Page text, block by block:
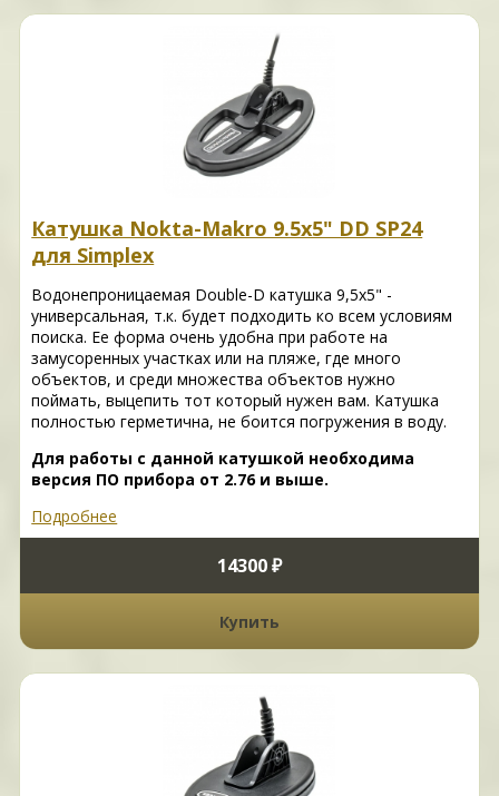
Катушка Nokta-Makro 9.5х5" DD SP24
для Simplex
Водонепроницаемая Double-D катушка 9,5x5" -
универсальная, т.к. будет подходить ко всем условиям
поиска. Ее форма очень удобна при работе на
замусоренных участках или на пляже, где много
объектов, и среди множества объектов нужно
поймать, выцепить тот который нужен вам. Катушка
полностью герметична, не боится погружения в воду.
Для работы с данной катушкой необходима
версия ПО прибора от 2.76 и выше.
Подробнее
14300 ₽
Купить